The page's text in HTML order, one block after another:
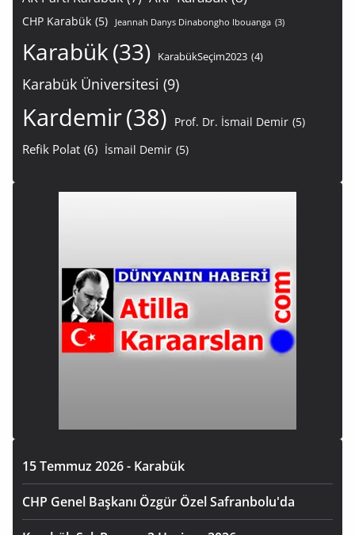
CHP Karabük (5) Jeannah Danys Dinabongho Ibouanga (3)
Karabük(33) KarabükSeçim2023 (4)
Karabük Üniversitesi (9)
Kardemir(38) Prof. Dr. İsmail Demir (5)
Refik Polat (6) İsmail Demir (5)
15 Temmuz 2026 - Karabük
CHP Genel Başkanı Özgür Özel Safranbolu'da